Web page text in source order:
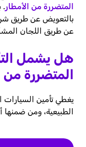
المتضررة من الأمطار.
بالتعويض عن طريق
عن طريق اللجان
هل يشمل
المتضررة من
يغطي تأمين
الطبيعية، ومن ضمنها